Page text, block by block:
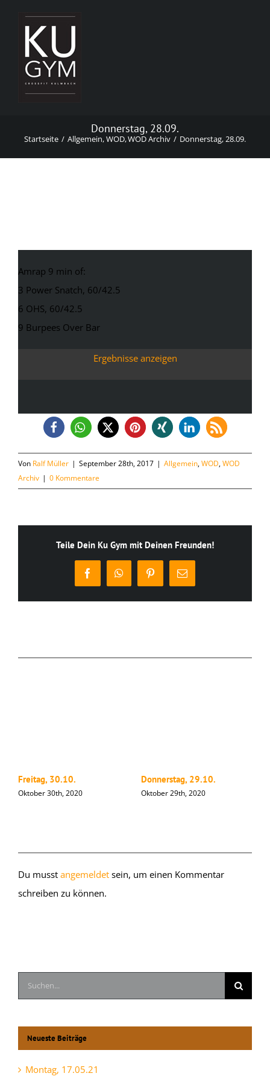
springen
Donnerstag, 28.09.
Startseite Allgemein WOD WOD Archiv Donnerstag, 28.09.
Amrap 9 min of:
3 Power Snatch, 60/42.5
6 OHS, 60/42.5
9 Burpees Over Bar
Ergebnisse anzeigen
Von Ralf Müller | September 28th, 2017 | Allgemein,WOD,WOD
Archiv | 0 Kommentare
Teile Dein Ku Gym mit Deinen Freunden!
FacebookWhatsAppPinterest
E-
Mail
Freitag, 30.10.
Oktober 30th, 2020
Donnerstag, 29.10.
Oktober 29th, 2020
Du musst angemeldet sein, um einen Kommentar
schreiben zu können.
Suche
nach:
Neueste Beiträge
Montag, 17.05.21